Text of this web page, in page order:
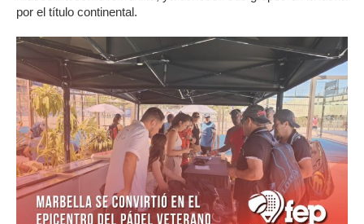
por el título continental.